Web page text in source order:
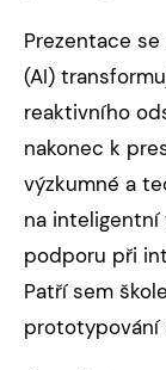
Prezentace
(AI)
reaktivního
nakonec k
výzkumné a
na inteligentní
podporu při
Patří sem
prototypování